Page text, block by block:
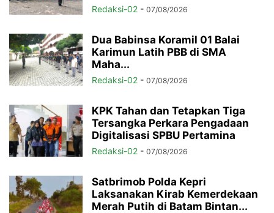
Redaksi-02 - 07/08/2026
Dua Babinsa Koramil 01 Balai
Karimun Latih PBB di SMA
Maha...
Redaksi-02 - 07/08/2026
KPK Tahan dan Tetapkan Tiga
Tersangka Perkara Pengadaan
Digitalisasi SPBU Pertamina
Redaksi-02 - 07/08/2026
Satbrimob Polda Kepri
Laksanakan Kirab Kemerdekaan
Merah Putih di Batam Bintan...